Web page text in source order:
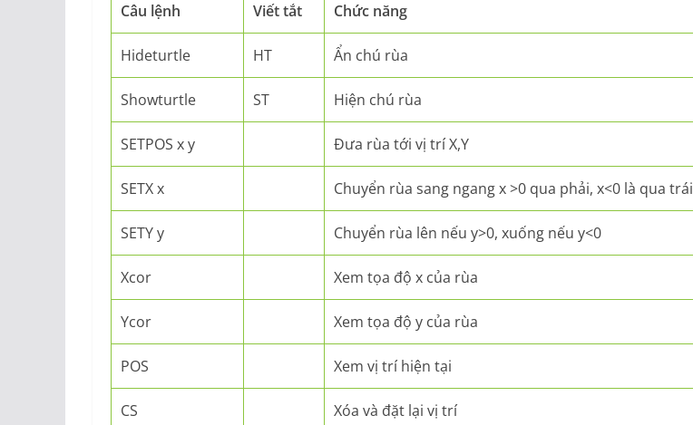
Câu lệnh Viết tắt Chức năng
Hideturtle HT Ẩn chú rùa
Showturtle ST Hiện chú rùa
SETPOS x y Đưa rùa tới vị trí X,Y
SETX x Chuyển rùa sang ngang x >0 qua phải, x<0 là qua trái
SETY y Chuyển rùa lên nếu y>0, xuống nếu y<0
Xcor Xem tọa độ x của rùa
Ycor Xem tọa độ y của rùa
POS Xem vị trí hiện tại
CS Xóa và đặt lại vị trí